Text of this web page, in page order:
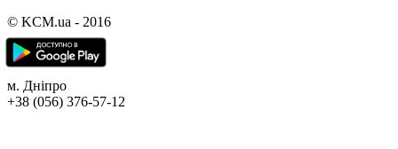
© KCM.ua - 2016
м. Дніпро
+38 (056) 376-57-12